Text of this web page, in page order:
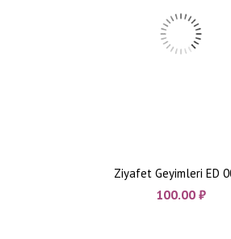
Ziyafet Geyimleri ED
100.00 ₼